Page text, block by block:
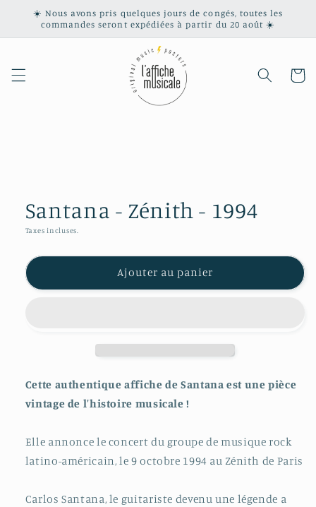
passer
contenu
☀️ Nous avons pris quelques jours de congés, toutes les
commandes seront expédiées à partir du 20 août ☀️
Panier
Santana - Zénith - 1994
Taxes incluses.
Ajouter au panier
Cette authentique affiche de Santana est une pièce
vintage de l'histoire musicale !
Elle annonce le concert du groupe de musique rock
latino-américain, le 9 octobre 1994 au Zénith de Paris
Carlos Santana, le guitariste devenu une légende a